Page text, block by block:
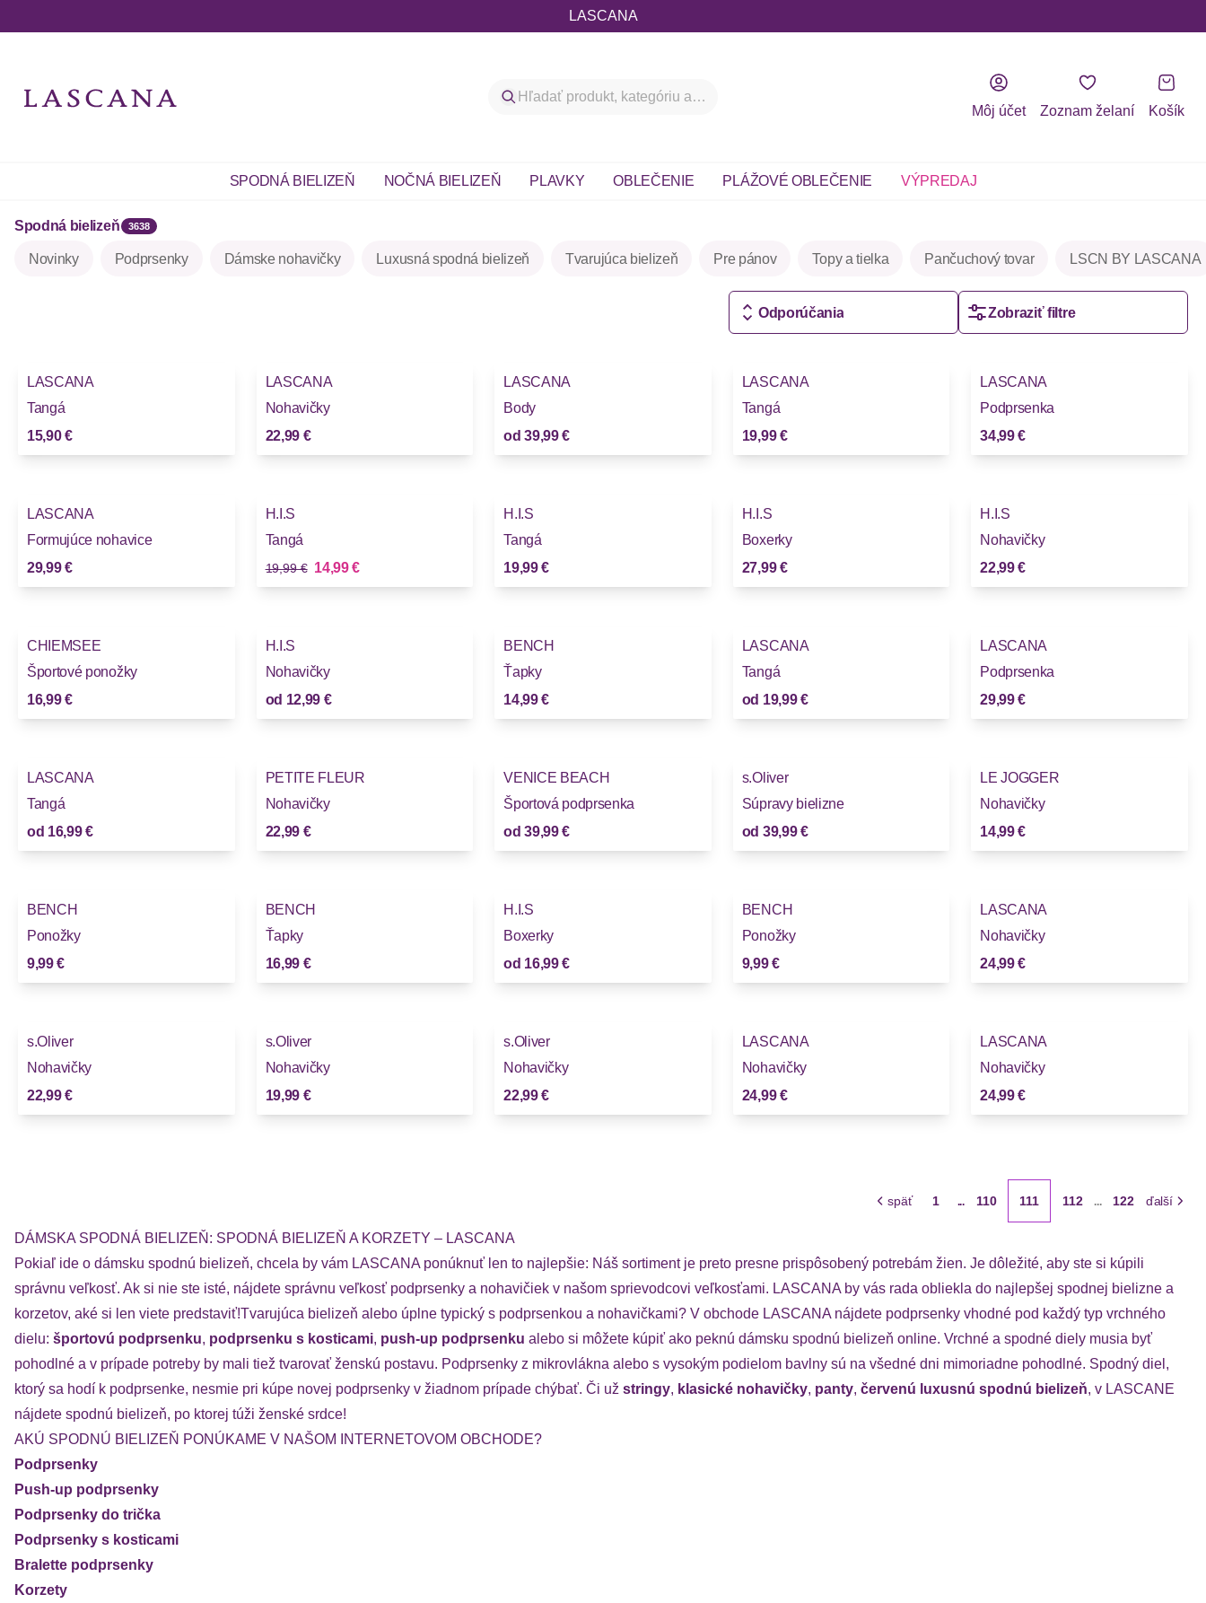
LASCANA
Môj účet Zoznam želaní Košík
SPODNÁ BIELIZEŇ NOČNÁ BIELIZEŇ PLAVKY OBLEČENIE PLÁŽOVÉ OBLEČENIE VÝPREDAJ
Spodná bielizeň 3638
Novinky Podprsenky Dámske nohavičky Luxusná spodná bielizeň Tvarujúca bielizeň Pre pánov Topy a tielka Pančuchový tovar LSCN BY LASCANA
Odporúčania Zobraziť filtre
LASCANA
Tangá
15,90 €
LASCANA
Nohavičky
22,99 €
LASCANA
Body
od 39,99 €
LASCANA
Tangá
19,99 €
LASCANA
Podprsenka
34,99 €
LASCANA
Formujúce nohavice
29,99 €
H.I.S
Tangá
Stará cena
19,99 € Nová cena
14,99 €
H.I.S
Tangá
19,99 €
H.I.S
Boxerky
27,99 €
H.I.S
Nohavičky
22,99 €
CHIEMSEE
Športové ponožky
16,99 €
H.I.S
Nohavičky
od 12,99 €
BENCH
Ťapky
14,99 €
LASCANA
Tangá
od 19,99 €
LASCANA
Podprsenka
29,99 €
LASCANA
Tangá
od 16,99 €
PETITE FLEUR
Nohavičky
22,99 €
VENICE BEACH
Športová podprsenka
od 39,99 €
s.Oliver
Súpravy bielizne
od 39,99 €
LE JOGGER
Nohavičky
14,99 €
BENCH
Ponožky
9,99 €
BENCH
Ťapky
16,99 €
H.I.S
Boxerky
od 16,99 €
BENCH
Ponožky
9,99 €
LASCANA
Nohavičky
24,99 €
s.Oliver
Nohavičky
22,99 €
s.Oliver
Nohavičky
19,99 €
s.Oliver
Nohavičky
22,99 €
LASCANA
Nohavičky
24,99 €
LASCANA
Nohavičky
24,99 €
späť 1 ... 110 111 112 ... 122 ďalší
DÁMSKA SPODNÁ BIELIZEŇ: SPODNÁ BIELIZEŇ A KORZETY – LASCANA
Pokiaľ ide o dámsku spodnú bielizeň, chcela by vám LASCANA ponúknuť len to najlepšie: Náš sortiment je preto presne prispôsobený potrebám žien. Je dôležité, aby ste si kúpili
správnu veľkosť. Ak si nie ste isté, nájdete správnu veľkosť podprsenky a nohavičiek v našom sprievodcovi veľkosťami. LASCANA by vás rada obliekla do najlepšej spodnej bielizne a
korzetov, aké si len viete predstaviť!Tvarujúca bielizeň alebo úplne typický s podprsenkou a nohavičkami? V obchode LASCANA nájdete podprsenky vhodné pod každý typ vrchného
dielu: športovú podprsenku, podprsenku s kosticami, push-up podprsenku alebo si môžete kúpiť ako peknú dámsku spodnú bielizeň online. Vrchné a spodné diely musia byť
pohodlné a v prípade potreby by mali tiež tvarovať ženskú postavu. Podprsenky z mikrovlákna alebo s vysokým podielom bavlny sú na všedné dni mimoriadne pohodlné. Spodný diel,
ktorý sa hodí k podprsenke, nesmie pri kúpe novej podprsenky v žiadnom prípade chýbať. Či už stringy, klasické nohavičky, panty, červenú luxusnú spodnú bielizeň, v LASCANE
nájdete spodnú bielizeň, po ktorej túži ženské srdce!
AKÚ SPODNÚ BIELIZEŇ PONÚKAME V NAŠOM INTERNETOVOM OBCHODE?
Podprsenky
Push-up podprsenky
Podprsenky do trička
Podprsenky s kosticami
Bralette podprsenky
Korzety